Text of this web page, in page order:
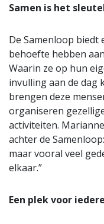
Samen is het
De Samenloop biedt
behoefte hebben
Waarin ze op hun
invulling aan de dag
brengen deze
organiseren
activiteiten.
achter de
maar vooral veel
elkaar.”
Een plek voor